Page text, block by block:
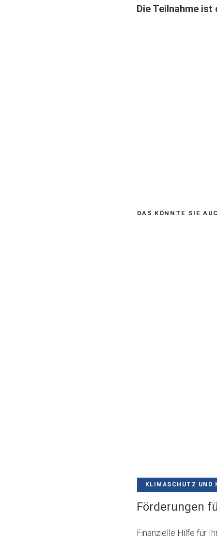
Die Teilnahme
DAS KÖNNTE SIE
KLIMASCHUTZ UND
Förderungen
Finanzielle Hilfe für